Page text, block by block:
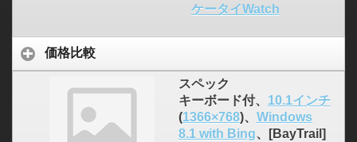
ケータイWatch
価格比較
スペック
キーボード付、 10.1インチ
(1366×768)、 Windows
8.1 with Bing、[BayTrail]